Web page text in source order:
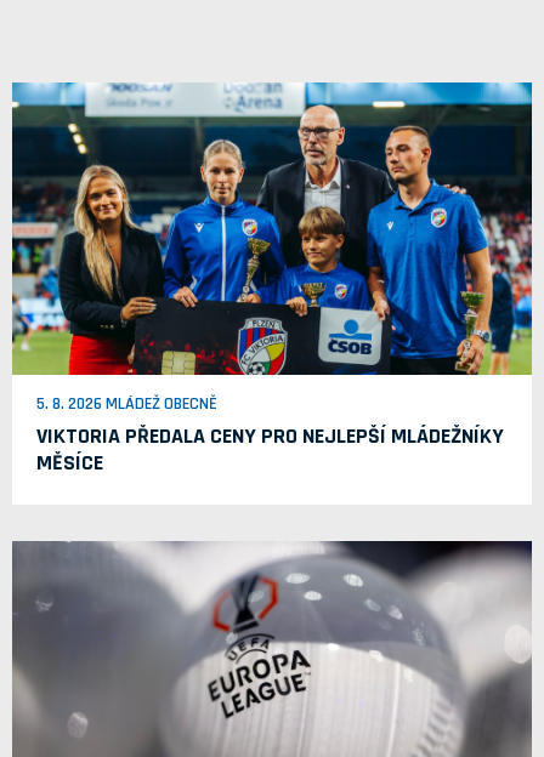
5. 8. 2026 MLÁDEŽ OBECNĚ
VIKTORIA PŘEDALA CENY PRO NEJLEPŠÍ MLÁDEŽNÍKY
MĚSÍCE